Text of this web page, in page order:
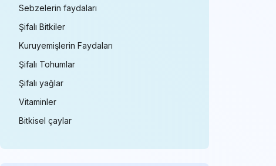
Sebzelerin faydaları
Şifalı Bitkiler
Kuruyemişlerin Faydaları
Şifalı Tohumlar
Şifalı yağlar
Vitaminler
Bitkisel çaylar